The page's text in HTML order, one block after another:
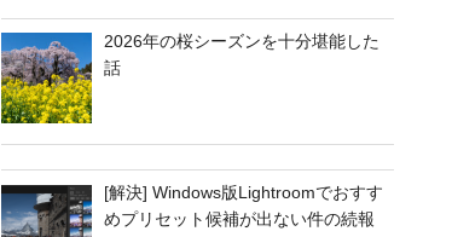
2026年の桜シーズンを十分堪能した
話
[解決] Windows版Lightroomでおすす
めプリセット候補が出ない件の続報